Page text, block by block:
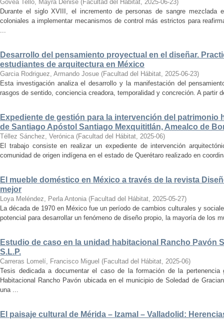
Govea Tello, Mayra Denise (Facultad del Hábitat, 2025-06-23)
Durante el siglo XVIII, el incremento de personas de sangre
coloniales a implementar mecanismos de control más estrictos para
...
Desarrollo del pensamiento proyectual en el diseñar.
estudiantes de arquitectura en México
Garcia Rodriguez, Armando Josue (Facultad del Hábitat, 2025-06-23)
Esta investigación analiza el desarrollo y la manifestación del
rasgos de sentido, conciencia creadora, temporalidad y concreción. A partir
Expediente de gestión para la intervención del patrimonio
de Santiago Apóstol Santiago Mexquititlán, Amealco de
Téllez Sánchez, Verónica (Facultad del Hábitat, 2025-06)
El trabajo consiste en realizar un expediente de intervención
comunidad de origen indígena en el estado de Querétaro realizado en
El mueble doméstico en México a través de la revista
mejor
Loya Meléndez, Perla Antonia (Facultad del Hábitat, 2025-05-27)
La década de 1970 en México fue un período de cambios culturales y
potencial para desarrollar un fenómeno de diseño propio, la mayoría de los
Estudio de caso en la unidad habitacional Rancho Pavón
S.L.P.
Carreras Lomelí, Francisco Miguel (Facultad del Hábitat, 2025-06)
Tesis dedicada a documentar el caso de la formación de la
Habitacional Rancho Pavón ubicada en el municipio de Soledad de
una ...
El paisaje cultural de Mérida – Izamal – Valladolid: